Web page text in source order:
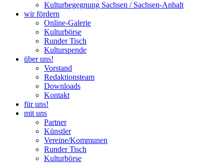
Kulturbegegnung Sachsen / Sachsen-Anhalt
wir fördern
Online-Galerie
Kulturbörse
Runder Tisch
Kulturspende
über uns!
Vorstand
Redaktionsteam
Downloads
Kontakt
für uns!
mit uns
Partner
Künstler
Vereine/Kommunen
Runder Tisch
Kulturbörse